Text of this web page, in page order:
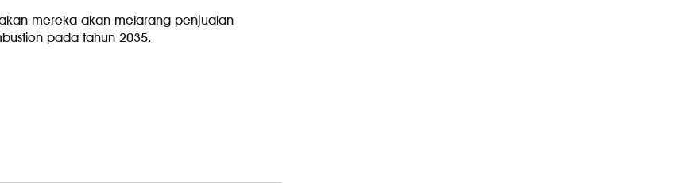
mereka akan melarang penjualan
pada tahun 2035.